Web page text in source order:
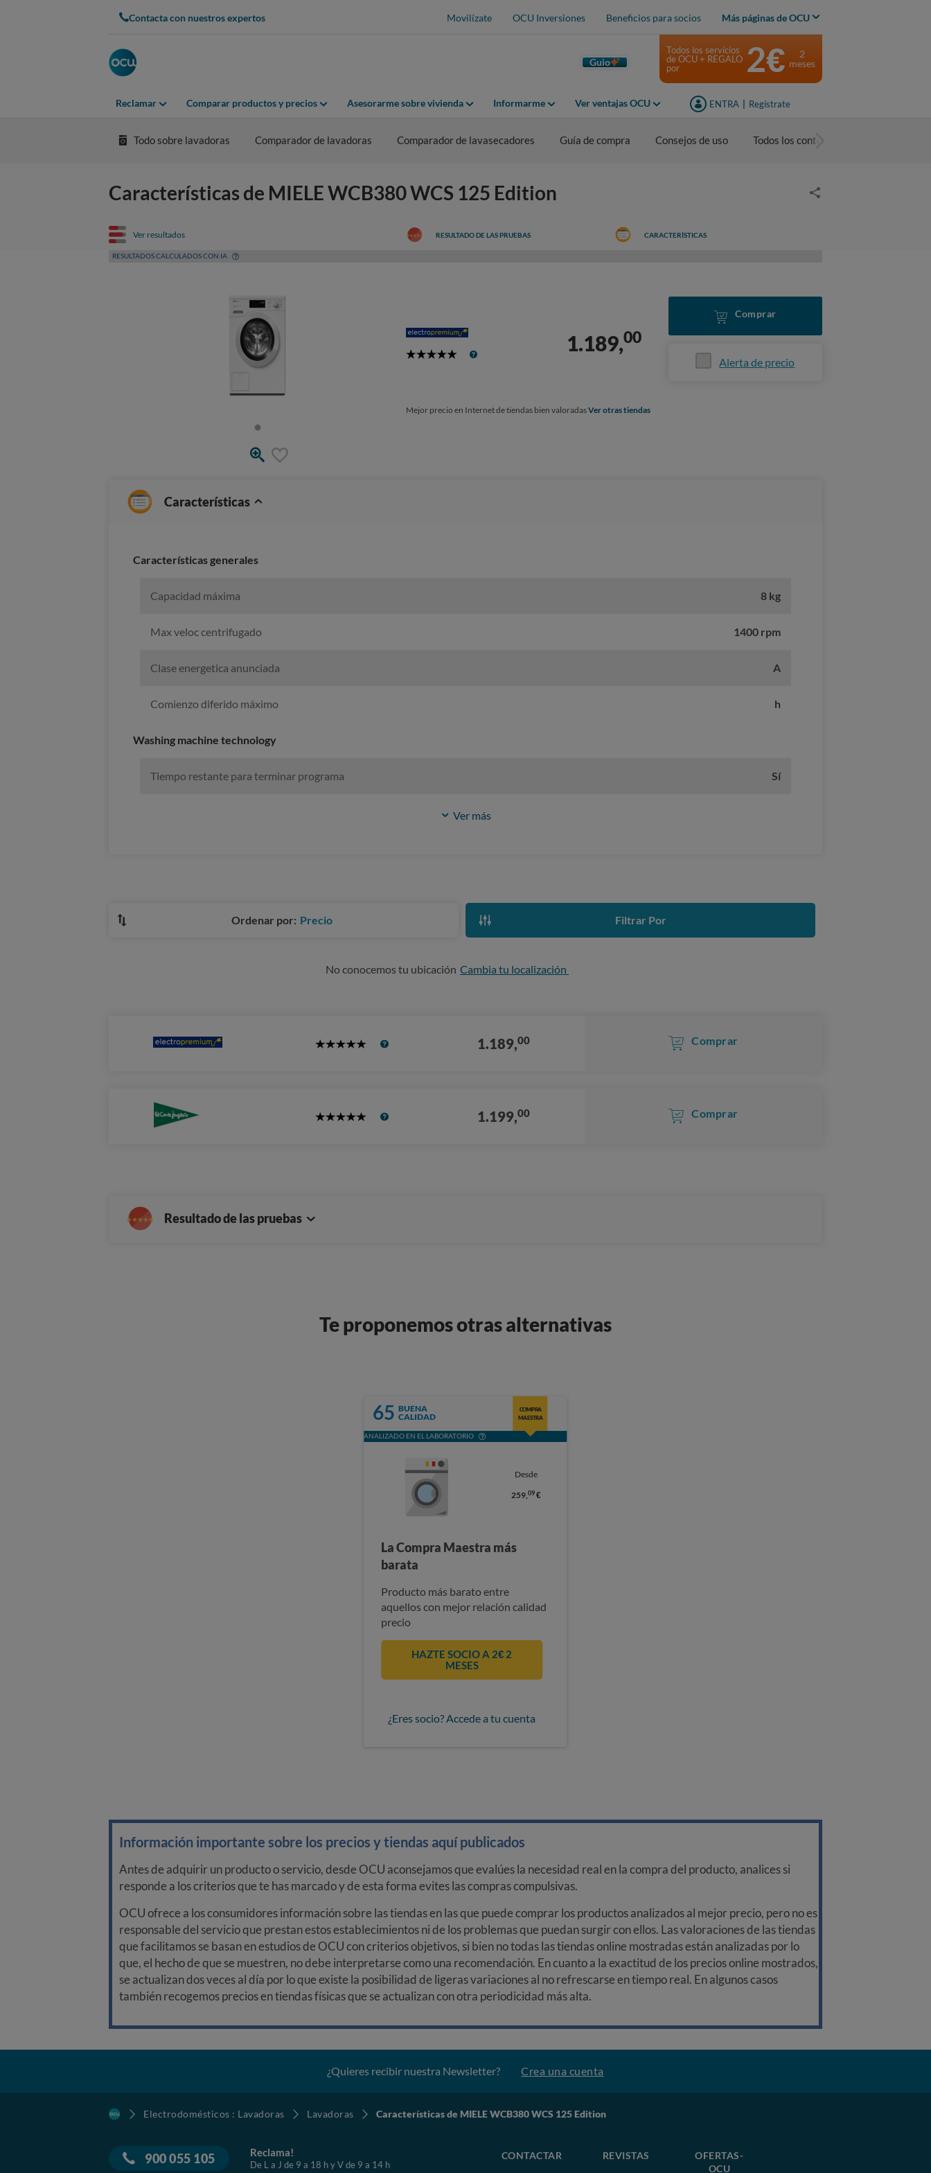
Contacta con nuestros expertos Movilízate OCU Inversiones Beneficios para socios Más páginas de OCU
Guio
Reclamar Comparar productos y precios Asesorarme sobre vivienda Informarme Ver ventajas OCU ENTRA Regístrate
Todos los servicios
de OCU + REGALO
por
2€
2
meses
Todo sobre lavadoras Comparador de lavadoras Comparador de lavasecadores Guía de compra Consejos de uso Todos los contenidos
Características de MIELE WCB380 WCS 125 Edition
Ver resultados
RESULTADOS CALCULADOS CON IA
RESULTADO DE LAS PRUEBAS CARACTERÍSTICAS
5
1.189,00
Comprar
Alerta de precio
Mejor precio en Internet de tiendas bien valoradasVer otras tiendas
Características
Características generales
Capacidad máxima 8 kg
Max veloc centrifugado 1400 rpm
Clase energetica anunciada A
Comienzo diferido máximo h
Washing machine technology
Tiempo restante para terminar programa Sí
Ver más
Ordenar por: Precio Filtrar Por
No conocemos tu ubicación Cambia tu localización
5
1.189,00 Comprar
5
1.199,00 Comprar
Resultado de las pruebas
Te proponemos otras alternativas
65 BUENA
CALIDAD
COMPRA
MAESTRA
ANALIZADO EN EL LABORATORIO
Desde
259,09 €
La Compra Maestra más
barata
Producto más barato entre
aquellos con mejor relación calidad
precio
HAZTE SOCIO A 2€ 2
MESES
¿Eres socio? Accede a tu cuenta
Información importante sobre los precios y tiendas aquí publicados
Antes de adquirir un producto o servicio, desde OCU aconsejamos que evalúes la necesidad real en la compra del producto, analices si
responde a los criterios que te has marcado y de esta forma evites las compras compulsivas.
OCU ofrece a los consumidores información sobre las tiendas en las que puede comprar los productos analizados al mejor precio, pero no es
responsable del servicio que prestan estos establecimientos ni de los problemas que puedan surgir con ellos. Las valoraciones de las tiendas
que facilitamos se basan en estudios de OCU con criterios objetivos, si bien no todas las tiendas online mostradas están analizadas por lo
que, el hecho de que se muestren, no debe interpretarse como una recomendación. En cuanto a la exactitud de los precios online mostrados,
se actualizan dos veces al día por lo que existe la posibilidad de ligeras variaciones al no refrescarse en tiempo real. En algunos casos
también recogemos precios en tiendas físicas que se actualizan con otra periodicidad más alta.
¿Quieres recibir nuestra Newsletter? Crea una cuenta
Electrodomésticos : Lavadoras Lavadoras Características de MIELE WCB380 WCS 125 Edition
900 055 105 Reclama!
De L a J de 9 a 18 h y V de 9 a 14 h
CONTACTAR REVISTAS
OFERTAS-
OCU